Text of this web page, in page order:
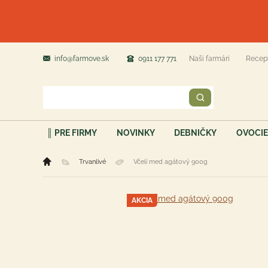
info@farmove.sk 0911 177 771 Naši farmári
║ PRE FIRMY NOVINKY DEBNIČKY
Trvanlivé Včelí med agátový 900g
AKCIA